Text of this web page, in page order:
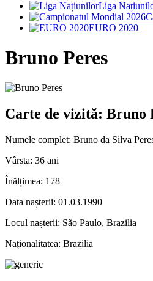
Liga
EURO 2020
Bruno Peres
Carte de vizită: Bruno
Numele complet: Bruno da Silva
Vârsta: 36 ani
Înălțimea: 178
Data nașterii: 01.03.1990
Locul nașterii: São Paulo, Brazilia
Naționalitatea: Brazilia